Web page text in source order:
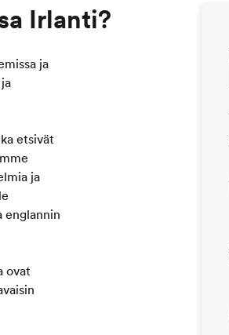
Irlanti?
ja
etsivät
ja
englannin
ovat